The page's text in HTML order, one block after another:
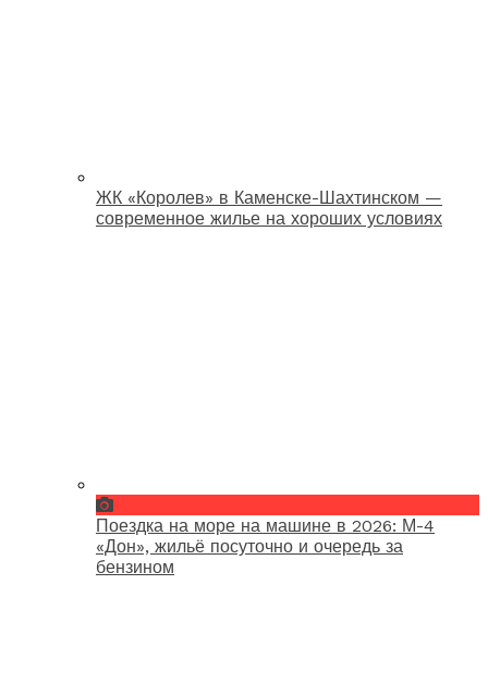
ЖК «Королев» в Каменске-Шахтинском —
современное жилье на хороших условиях
Поездка на море на машине в 2026: М-4
«Дон», жильё посуточно и очередь за
бензином